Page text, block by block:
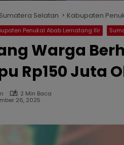
Sumatera Selatan Kabupaten
Penukal Abab Lematang Ilir
Warga
Rp150 Juta
2 Min Baca
26, 2025